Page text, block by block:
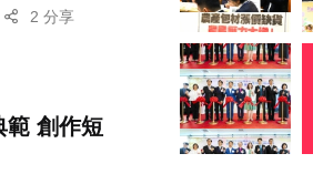
2 分享
範 創作短